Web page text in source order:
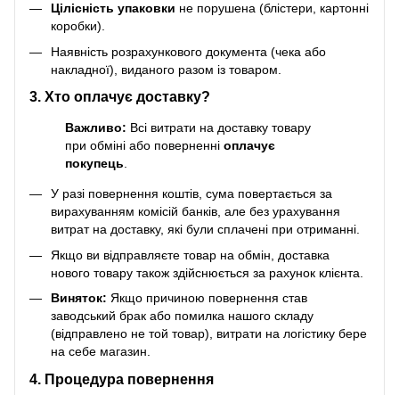
Цілісність упаковки не порушена (блістери, картонні
коробки).
Наявність розрахункового документа (чека або
накладної), виданого разом із товаром.
3. Хто оплачує доставку?
Важливо: Всі витрати на доставку товару
при обміні або поверненні оплачує
покупець.
У разі повернення коштів, сума повертається за
вирахуванням комісій банків, але без урахування
витрат на доставку, які були сплачені при отриманні.
Якщо ви відправляєте товар на обмін, доставка
нового товару також здійснюється за рахунок клієнта.
Виняток: Якщо причиною повернення став
заводський брак або помилка нашого складу
(відправлено не той товар), витрати на логістику бере
на себе магазин.
4. Процедура повернення